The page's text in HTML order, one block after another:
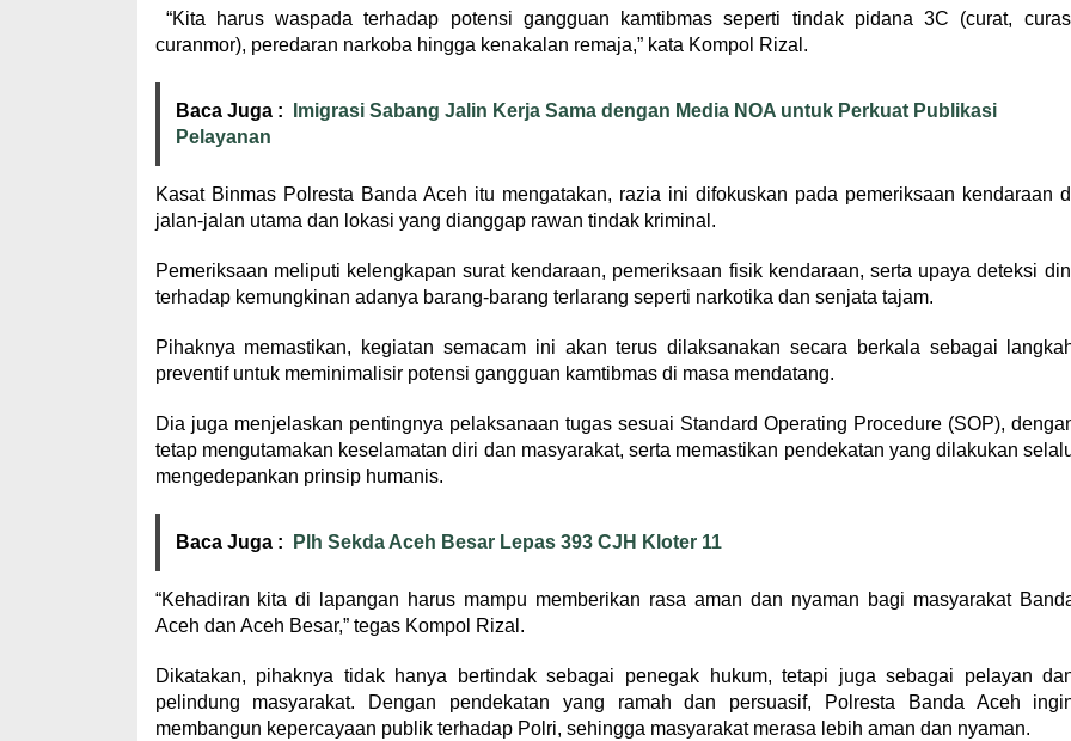
“Kita harus waspada terhadap potensi gangguan kamtibmas seperti tindak pidana 3C (curat,
curanmor), peredaran narkoba hingga kenakalan remaja,” kata Kompol Rizal.
Baca Juga :
Imigrasi Sabang Jalin Kerja Sama dengan Media NOA untuk Perkuat Publikasi
Pelayanan
Kasat Binmas Polresta Banda Aceh itu mengatakan, razia ini difokuskan pada pemeriksaan kendaraan
jalan-jalan utama dan lokasi yang dianggap rawan tindak kriminal.
Pemeriksaan meliputi kelengkapan surat kendaraan, pemeriksaan fisik kendaraan, serta upaya deteksi
terhadap kemungkinan adanya barang-barang terlarang seperti narkotika dan senjata tajam.
Pihaknya memastikan, kegiatan semacam ini akan terus dilaksanakan secara berkala sebagai
preventif untuk meminimalisir potensi gangguan kamtibmas di masa mendatang.
Dia juga menjelaskan pentingnya pelaksanaan tugas sesuai Standard Operating Procedure (SOP),
tetap mengutamakan keselamatan diri dan masyarakat, serta memastikan pendekatan yang dilakukan
mengedepankan prinsip humanis.
Baca Juga : Plh Sekda Aceh Besar Lepas 393 CJH Kloter 11
“Kehadiran kita di lapangan harus mampu memberikan rasa aman dan nyaman bagi masyarakat
Aceh dan Aceh Besar,” tegas Kompol Rizal.
Dikatakan, pihaknya tidak hanya bertindak sebagai penegak hukum, tetapi juga sebagai pelayan
pelindung masyarakat. Dengan pendekatan yang ramah dan persuasif, Polresta Banda Aceh
membangun kepercayaan publik terhadap Polri, sehingga masyarakat merasa lebih aman dan nyaman.